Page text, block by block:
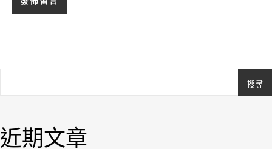
搜尋
近期文章
Royal.